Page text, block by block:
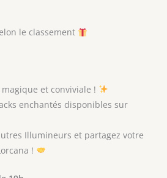
le classement
et conviviale !
enchantés disponibles sur
Illumineurs et partagez votre
!